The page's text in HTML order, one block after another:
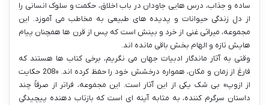
ساده و جذاب، درس هایی جاودان در باب اخلاق، حکمت و سلوک انسانی را
از دل زندگی حیوانات و پدیده های طبیعی به مخاطب می آموزد. این
مجموعه، میراثی غنی از خرد و بینش است که پس از قرن ها همچنان پیام
هایش تازه و الهام بخش باقی مانده اند.
وقتی به آثار ماندگار ادبیات جهان می نگریم، برخی کتاب ها هستند که
فارغ از زمان و مکان، همواره درخشش خود را حفظ کرده اند. «208 حکایت
از ازوپ» بی شک یکی از این آثار است. این مجموعه، فراتر از صرفاً چند
داستان سرگرم کننده، به مثابه آینه ای است که بازتاب دهنده پیچیدگی